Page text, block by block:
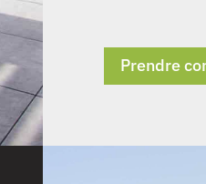
Prendre